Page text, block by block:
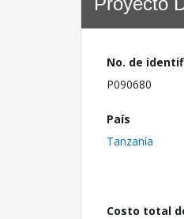
No. de
P090680
País
Tanzanía
Costo total